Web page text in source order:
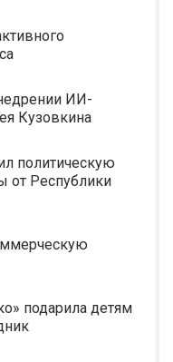
ИИ-
Кузовкина
политическую
от Республики
подарила детям